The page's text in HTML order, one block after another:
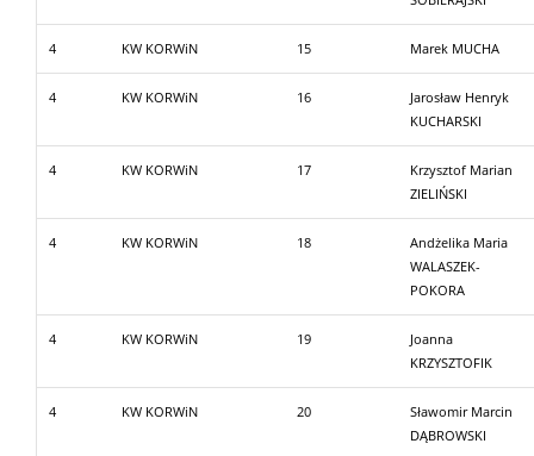
4 KW KORWiN 15 Marek MUCHA
4 KW KORWiN 16
Jarosław Henryk
KUCHARSKI
4 KW KORWiN 17
Krzysztof Marian
ZIELIŃSKI
4 KW KORWiN 18
Andżelika Maria
WALASZEK-
POKORA
4 KW KORWiN 19
Joanna
KRZYSZTOFIK
4 KW KORWiN 20
Sławomir Marcin
DĄBROWSKI